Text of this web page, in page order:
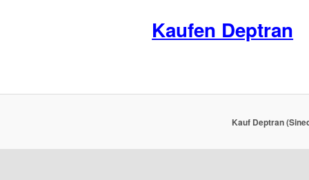
Kaufen Deptran
Kauf Deptran